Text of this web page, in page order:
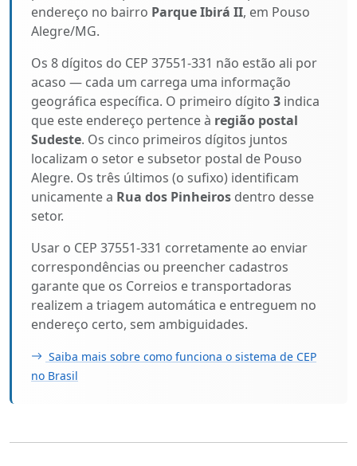
endereço no bairro Parque Ibirá II, em Pouso
Alegre/MG.
Os 8 dígitos do CEP 37551-331 não estão ali por
acaso — cada um carrega uma informação
geográfica específica. O primeiro dígito 3 indica
que este endereço pertence à região postal
Sudeste. Os cinco primeiros dígitos juntos
localizam o setor e subsetor postal de Pouso
Alegre. Os três últimos (o sufixo) identificam
unicamente a Rua dos Pinheiros dentro desse
setor.
Usar o CEP 37551-331 corretamente ao enviar
correspondências ou preencher cadastros
garante que os Correios e transportadoras
realizem a triagem automática e entreguem no
endereço certo, sem ambiguidades.
Saiba mais sobre como funciona o sistema de CEP
no Brasil